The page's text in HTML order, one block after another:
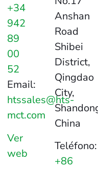
+34
942
89
00
52
Email:
htssales@hts-
mct.com
Ver
web
Anshan
Road
Shibei
District,
Qingdao
City,
China
Teléfono:
+86